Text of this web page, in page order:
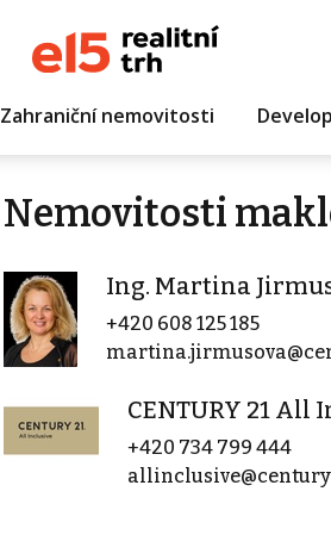
Zahraniční nemovitosti
Nemovitosti
Ing. Martina
+420 608 125 185
CENTURY 21 All
+420 734 799 444